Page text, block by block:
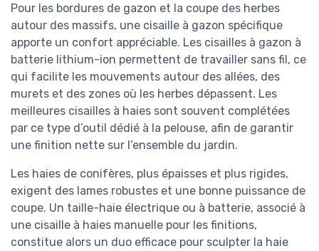
Pour les bordures de gazon et la coupe des herbes
autour des massifs, une cisaille à gazon spécifique
apporte un confort appréciable. Les cisailles à gazon à
batterie lithium-ion permettent de travailler sans fil, ce
qui facilite les mouvements autour des allées, des
murets et des zones où les herbes dépassent. Les
meilleures cisailles à haies sont souvent complétées
par ce type d’outil dédié à la pelouse, afin de garantir
une finition nette sur l’ensemble du jardin.
Les haies de conifères, plus épaisses et plus rigides,
exigent des lames robustes et une bonne puissance de
coupe. Un taille-haie électrique ou à batterie, associé à
une cisaille à haies manuelle pour les finitions,
constitue alors un duo efficace pour sculpter la haie